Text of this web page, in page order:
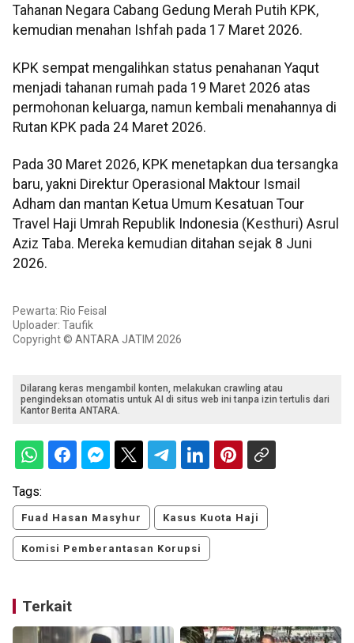
Tahanan Negara Cabang Gedung Merah Putih KPK,
kemudian menahan Ishfah pada 17 Maret 2026.
KPK sempat mengalihkan status penahanan Yaqut
menjadi tahanan rumah pada 19 Maret 2026 atas
permohonan keluarga, namun kembali menahannya di
Rutan KPK pada 24 Maret 2026.
Pada 30 Maret 2026, KPK menetapkan dua tersangka
baru, yakni Direktur Operasional Maktour Ismail
Adham dan mantan Ketua Umum Kesatuan Tour
Travel Haji Umrah Republik Indonesia (Kesthuri) Asrul
Aziz Taba. Mereka kemudian ditahan sejak 8 Juni
2026.
Pewarta: Rio Feisal
Uploader: Taufik
Copyright © ANTARA JATIM 2026
Dilarang keras mengambil konten, melakukan crawling atau
pengindeksan otomatis untuk AI di situs web ini tanpa izin tertulis dari
Kantor Berita ANTARA.
Tags:
Fuad Hasan Masyhur Kasus Kuota Haji
Komisi Pemberantasan Korupsi
Terkait